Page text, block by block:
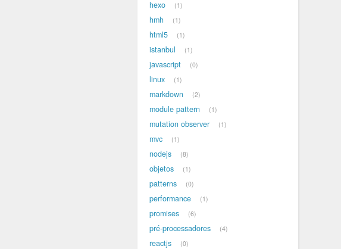
hexo 1
hmh 1
html5 1
istanbul 1
javascript 0
linux 1
markdown 2
module pattern 1
mutation observer 1
mvc 1
nodejs 8
objetos 1
patterns 0
performance 1
promises 6
pré-processadores 4
reactjs 0